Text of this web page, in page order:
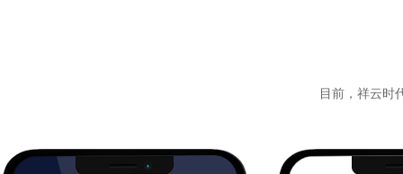
目前，祥云时